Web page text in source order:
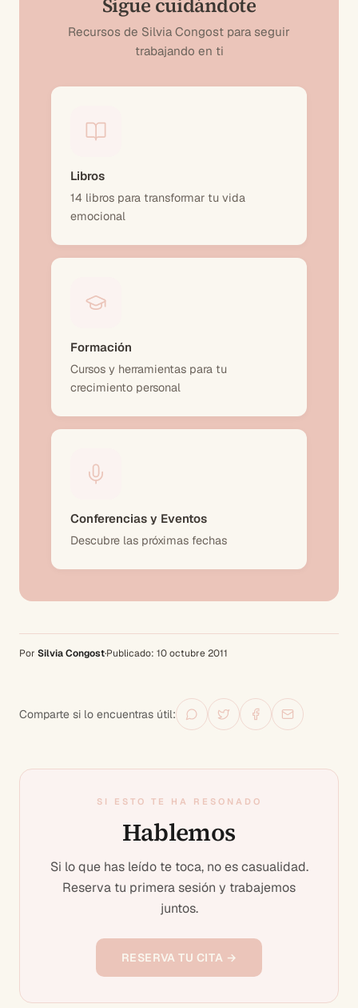
Sigue cuidándote
Recursos de Silvia Congost para seguir
trabajando en ti
Libros
14 libros para transformar tu vida
emocional
Formación
Cursos y herramientas para tu
crecimiento personal
Conferencias y Eventos
Descubre las próximas fechas
Por Silvia Congost·Publicado: 10 octubre 2011
Comparte si lo encuentras útil:
SI ESTO TE HA RESONADO
Hablemos
Si lo que has leído te toca, no es casualidad.
Reserva tu primera sesión y trabajemos
juntos.
RESERVA TU CITA →